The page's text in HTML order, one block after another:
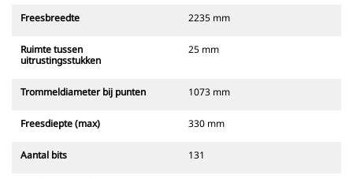
Freesbreedte 2235 mm
Ruimte tussen
uitrustingsstukken
25 mm
Trommeldiameter bij punten 1073 mm
Freesdiepte (max) 330 mm
Aantal bits 131